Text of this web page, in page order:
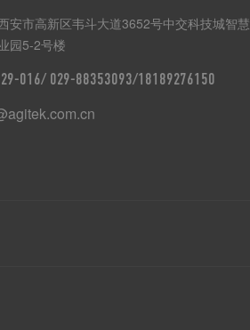
安市高新区韦斗大道3652号中交科技城智慧
园5-2号楼
016/ 029-88353093/18189276150